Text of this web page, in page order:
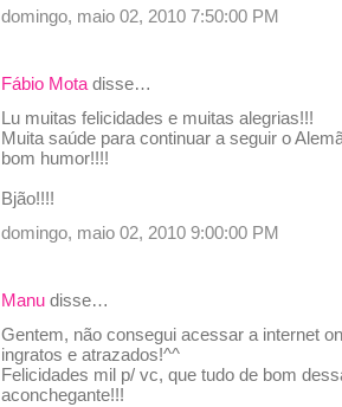
domingo, maio 02, 2010 7:50:00 PM
Fábio Mota disse…
Lu muitas felicidades e muitas alegrias!!!
Muita saúde para continuar a seguir o
bom humor!!!!
Bjão!!!!
domingo, maio 02, 2010 9:00:00 PM
Manu disse…
Gentem, não consegui acessar a internet
ingratos e atrazados!^^
Felicidades mil p/ vc, que tudo de bom
aconchegante!!!